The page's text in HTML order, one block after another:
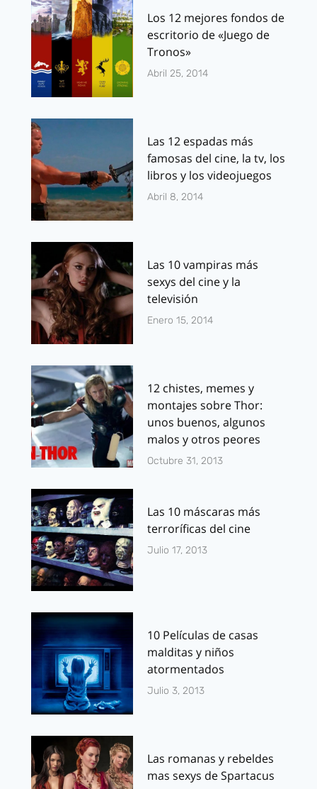
Los 12 mejores fondos de
escritorio de «Juego de
Tronos»
Abril 25, 2014
Las 12 espadas más
famosas del cine, la tv, los
libros y los videojuegos
Abril 8, 2014
Las 10 vampiras más
sexys del cine y la
televisión
Enero 15, 2014
12 chistes, memes y
montajes sobre Thor:
unos buenos, algunos
malos y otros peores
Octubre 31, 2013
Las 10 máscaras más
terroríficas del cine
Julio 17, 2013
10 Películas de casas
malditas y niños
atormentados
Julio 3, 2013
Las romanas y rebeldes
mas sexys de Spartacus